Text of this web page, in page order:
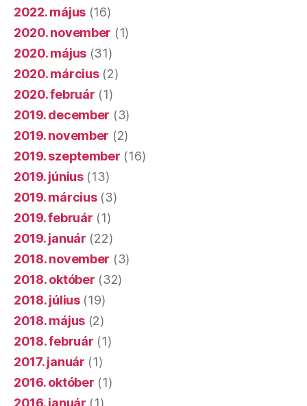
2022. május (16)
2020. november (1)
2020. május (31)
2020. március(2)
2020. február (1)
2019. december (3)
2019. november (2)
2019. szeptember (16)
2019. június(13)
2019. március(3)
2019. február (1)
2019. január (22)
2018. november (3)
2018. október (32)
2018. július(19)
2018. május (2)
2018. február (1)
2017. január (1)
2016. október (1)
2016. január (1)